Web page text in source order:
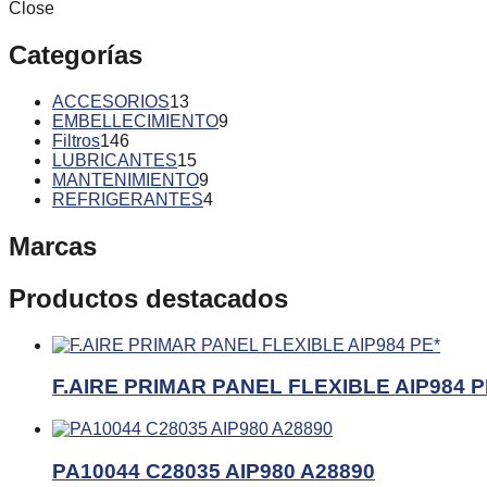
Close
Categorías
ACCESORIOS13
EMBELLECIMIENTO9
Filtros146
LUBRICANTES15
MANTENIMIENTO9
REFRIGERANTES4
Marcas
Productos destacados
F.AIRE PRIMAR PANEL FLEXIBLE AIP984
PA10044 C28035 AIP980 A28890